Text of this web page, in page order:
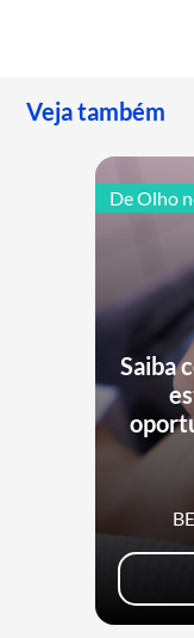
Veja também
De Olho
Saiba